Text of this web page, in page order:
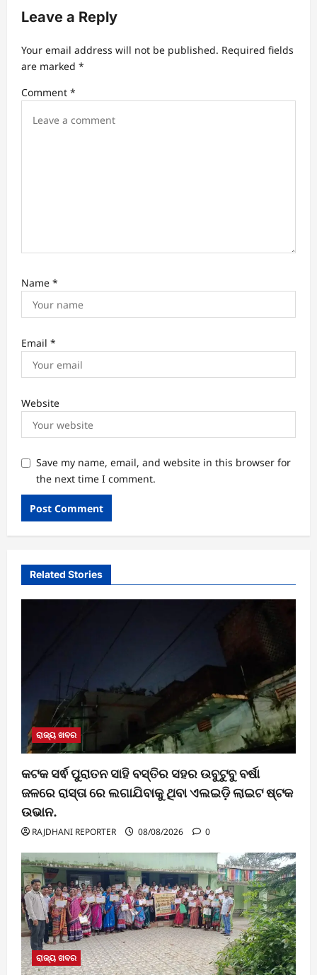
i
a
t
i
Leave a Reply
Your email address will not be published. Required fields
are marked *
Comment *
Name *
Email *
Website
Save my name, email, and website in this browser for
the next time I comment.
Related Stories
ରାଜ୍ୟ ଖବର
କଟକ ସର୍ଵ ପୁରାତନ ସାହି ବସ୍ତିର ସହର ଉବୁଟୁବୁ ବର୍ଷା
ଜଳରେ ରାସ୍ତା ରେ ଲଗାଯିବାକୁ ଥିବା ଏଲଇଡ଼ି ଲାଇଟ ଷ୍ଟକ
ଉଭାନ.
RAJDHANI REPORTER 08/08/2026 0
ରାଜ୍ୟ ଖବର